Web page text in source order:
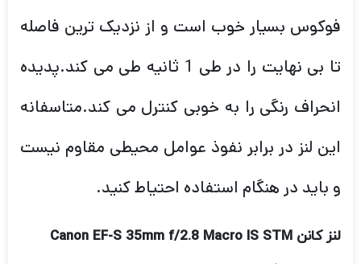
فوکوس بسیار خوب است و از نزدیک ترین فاصله
تا بی نهایت را در طی 1 ثانیه طی می کند.پدیده
انحراف رنگی را به خوبی کنترل می کند.متاسفانه
این لنز در برابر نفوذ عوامل محیطی مقاوم نیست
و باید در هنگام استفاده احتیاط کنید.
لنز کانن Canon EF-S 35mm f/2.8 Macro IS STM